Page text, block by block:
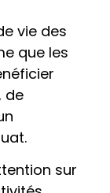
vie des
que les
de
sur